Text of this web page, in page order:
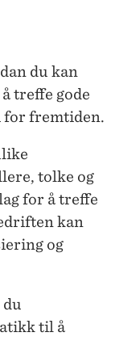
du kan
treffe gode
for fremtiden.
tolke og
for å treffe
kan
og
til å